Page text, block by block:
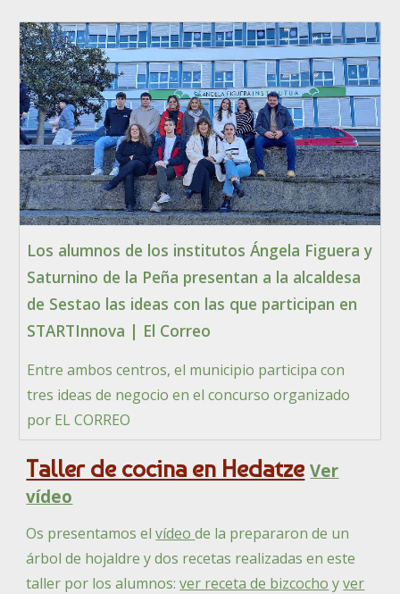
Los alumnos de los institutos Ángela Figuera y
Saturnino de la Peña presentan a la alcaldesa
de Sestao las ideas con las que participan en
STARTInnova | El Correo
Entre ambos centros, el municipio participa con
tres ideas de negocio en el concurso organizado
por EL CORREO
Taller de cocina en Hedatze Ver
vídeo
Os presentamos elvídeode la prepararon de un
árbol de hojaldre y dos recetas realizadas en este
taller por los alumnos:ver receta de bizcocho yver